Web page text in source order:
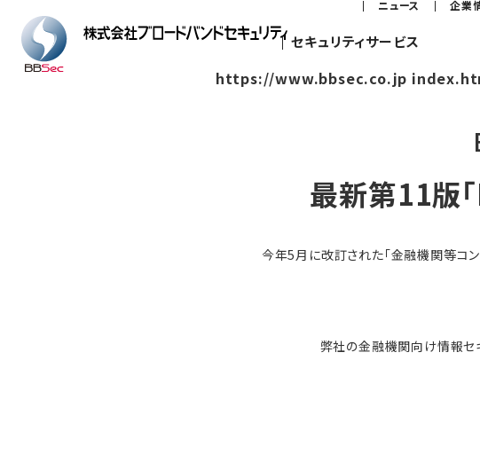
ニュース 企業
セキュリティサービス
https://www.bbsec.co.jp
最新第11版
今年5月に改訂された「金融機関等コン
弊社の金融機関向け情報セ